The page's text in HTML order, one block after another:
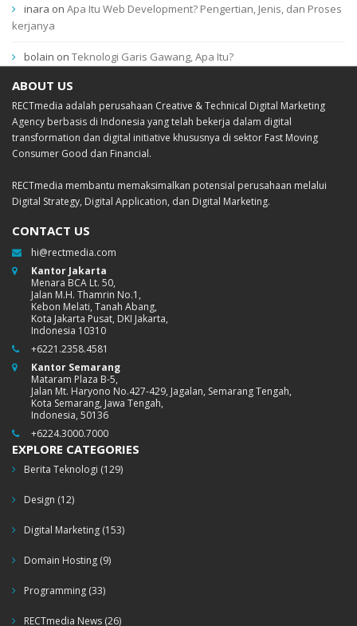
inara on Apa Itu Web Development? Pengertian, Jenis, dan Proses
kerjanya
bolain on Teknologi Garis Gawang, Apa Itu?
ABOUT US
RECTmedia adalah perusahaan Creative & Technical Digital Marketing
Agency berbasis di Indonesia yang telah bekerja dalam digital
transformation dan digital initiative khususnya di sektor Fast Moving
Consumer Good dan Financial.
RECTmedia membantu memaksimalkan potensial perusahaan melalui
Digital Strategy, Digital Application, dan Digital Marketing.
CONTACT US
hi@rectmedia.com
Kantor Jakarta
Menara BCA Lt. 50,
Jalan M.H. Thamrin No.1,
Kebon Melati, Tanah Abang,
Kota Jakarta Pusat, DKI Jakarta,
Indonesia 10310
+6221.2358.4581
Kantor Semarang
Mataram Plaza B-5,
Jalan Mt. Haryono No.427-429, Jagalan, Semarang Tengah,
Kota Semarang, Jawa Tengah,
Indonesia, 50136
+6224.3000.7000
EXPLORE CATEGORIES
Berita Teknologi (129)
Design (12)
Digital Marketing (153)
Domain Hosting (9)
Programming (33)
RECTmedia News (26)